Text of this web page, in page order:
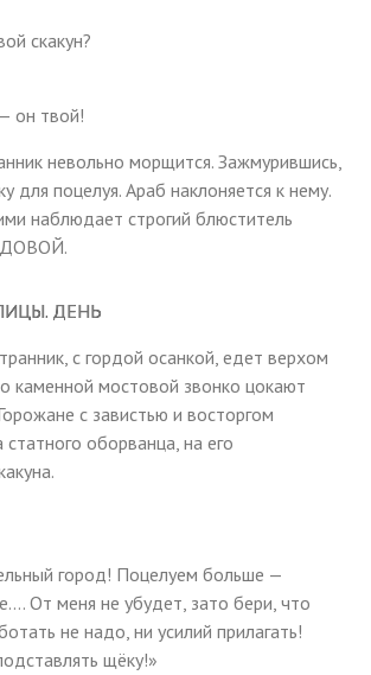
скакун?
он твой!
невольно морщится. Зажмурившись,
для поцелуя. Араб наклоняется к нему.
наблюдает строгий блюститель
ДЕНЬ
с гордой осанкой, едет верхом
каменной мостовой звонко цокают
с завистью и восторгом
оборванца, на его
город! Поцелуем больше —
От меня не убудет, зато бери, что
не надо, ни усилий прилагать!
щёку!»